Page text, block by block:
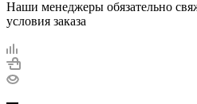
Наши менеджеры обязательно
условия заказа